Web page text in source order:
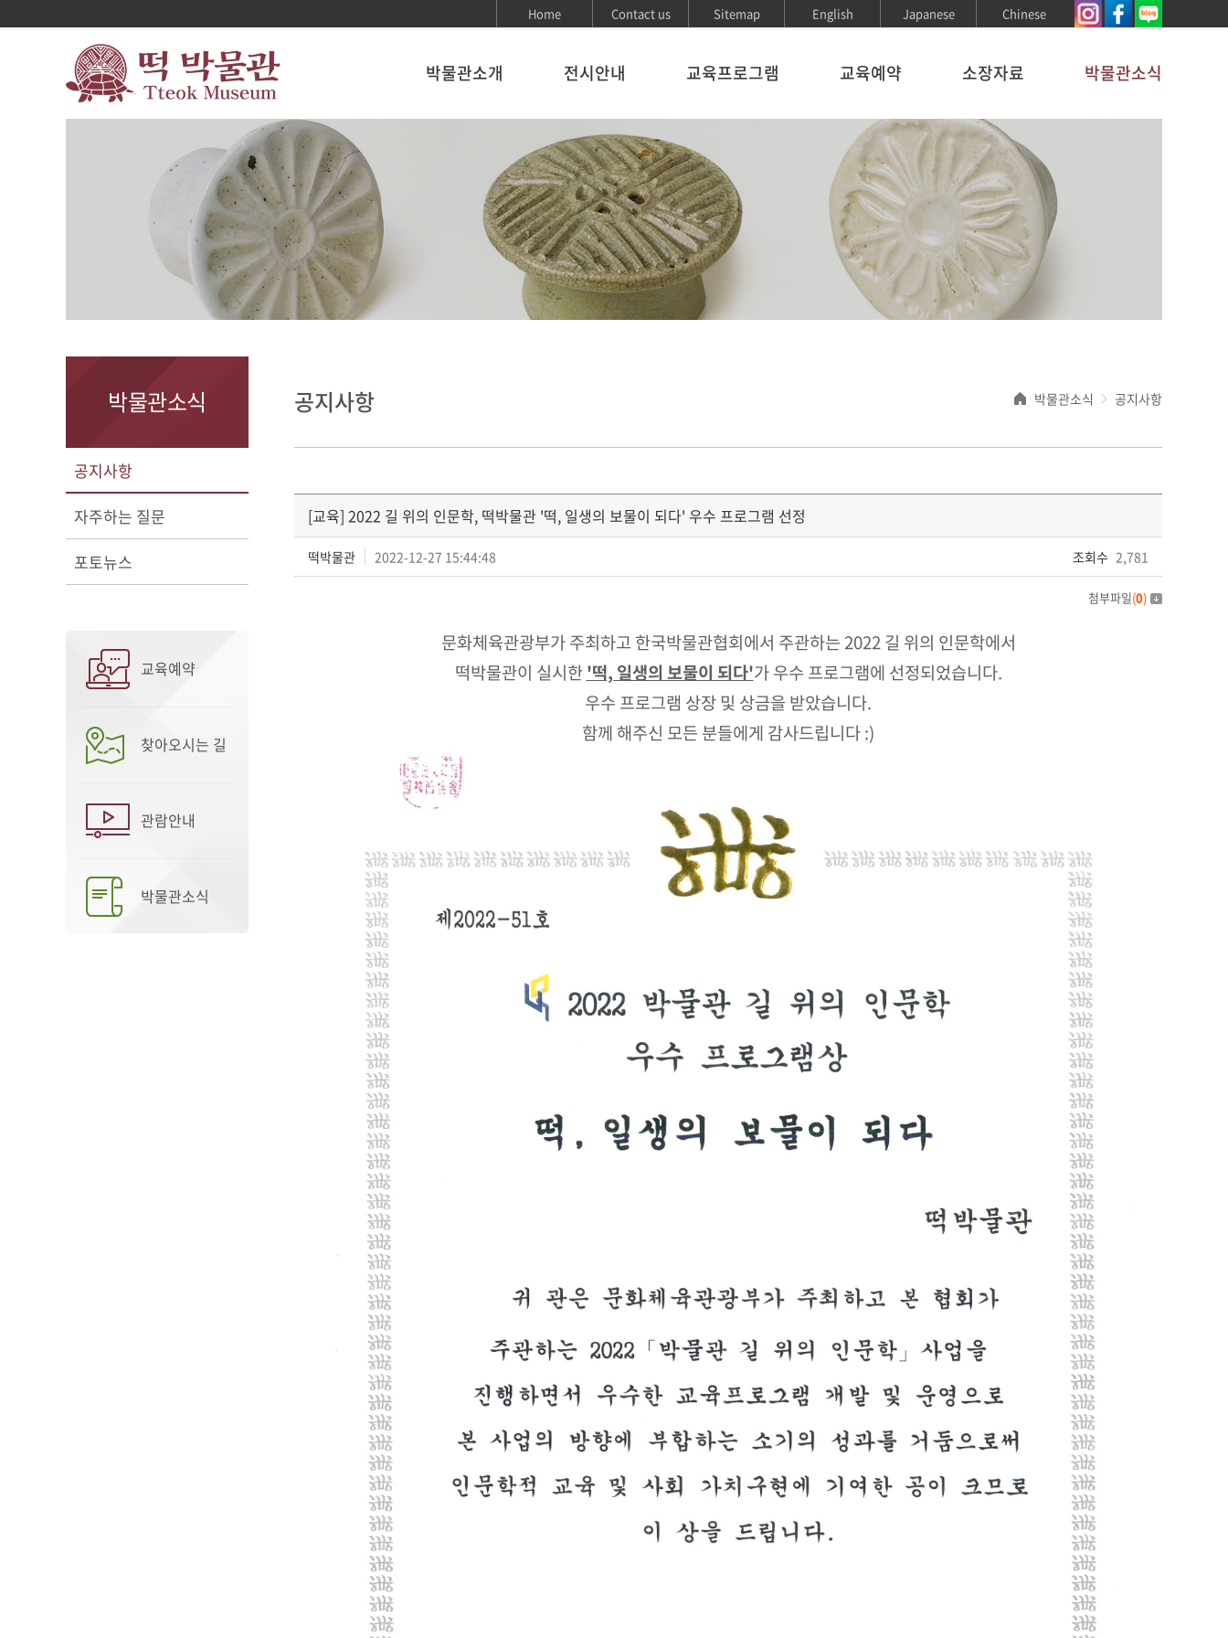
Home Contact us Sitemap English Japanese Chinese
박물관소개 전시안내 교육프로그램 교육예약 소장자료 박물관소식
박물관소식
공지사항
자주하는 질문
포토뉴스
교육예약
찾아오시는 길
관람안내
박물관소식
공지사항 박물관소식 > 공지사항
[교육] 2022 길 위의 인문학, 떡박물관 '떡, 일생의 보물이 되다' 우수 프로그램 선정
떡박물관 2022-12-27 15:44:48 조회수 2,781
첨부파일(0)
문화체육관광부가 주최하고 한국박물관협회에서 주관하는 2022 길 위의 인문학에서
떡박물관이 실시한'떡, 일생의 보물이 되다'가 우수 프로그램에 선정되었습니다.
우수 프로그램 상장 및 상금을 받았습니다.
함께 해주신 모든 분들에게 감사드립니다 :)